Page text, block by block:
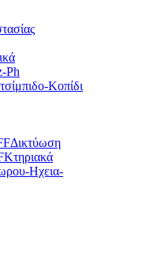
Ph
Κοπίδι
Δικτύωση
Κτηριακά
Ηχεια-